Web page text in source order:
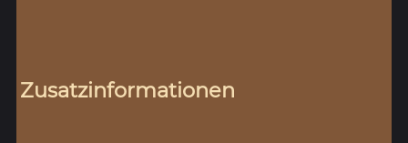
Zusatzinformationen